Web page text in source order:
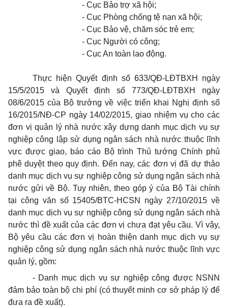
- Cục Bảo trợ xã hội;
- Cục Phòng chống tệ nạn xã hội;
- Cục Bảo vệ, chăm sóc trẻ em;
- Cục Người có công;
- Cục An toàn lao động.
Thực hiện Quyết định số 633/QĐ-LĐTBXH ngày
15/5/2015 và Quyết định số 773/QĐ-LĐTBXH ngày
08/6/2015 của Bộ trưởng về việc triển khai Nghị định số
16/2015/NĐ-CP ngày 14/02/2015, giao nhiệm vụ cho các
đơn vị quản lý nhà nước xây dựng danh mục dịch vụ sự
nghiệp công lập sử dụng ngân sách nhà nước thuộc lĩnh
vực được giao, báo cáo Bộ trình Thủ tướng Chính phủ
phê duyệt theo quy định. Đến nay, các đơn vị đã dự thảo
danh mục dịch vụ sự nghiệp công sử dụng ngân sách nhà
nước gửi về Bộ. Tuy nhiên, theo góp ý của Bộ Tài chính
tại công văn số 15405/BTC-HCSN ngày 27/10/2015 về
danh mục dịch vụ sự nghiệp công sử dụng ngân sách nhà
nước thì đề xuất của các đơn vị chưa đạt yêu cầu. Vì vậy,
Bộ yêu cầu các đơn vị hoàn thiện danh mục dịch vụ sự
nghiệp công sử dụng ngân sách nhà nước thuộc lĩnh vực
quản lý, gồm:
- Danh mục dịch vụ sự nghiệp công được NSNN
đảm bảo toàn bộ chi phí (có thuyết minh cơ sở pháp lý để
đưa ra đề xuất).